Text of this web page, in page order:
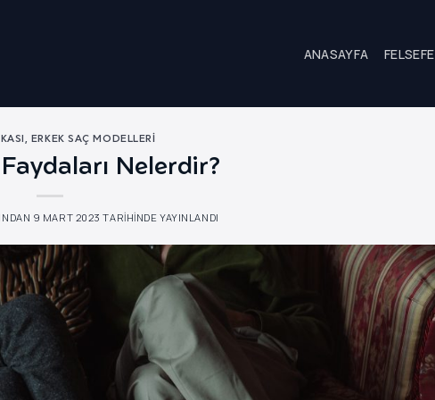
ANASAYFA FELSEFE
, ERKEK SAÇ MODELLERI
Nelerdir?
9 MART 2023 TARIHINDE YAYINLANDI